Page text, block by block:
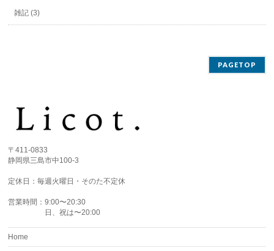
雑記 (3)
PAGETOP
〒411-0833
静岡県三島市中100-3
定休日：毎週火曜日・そのた不定休
営業時間：9:00〜20:30
日、祝は〜20:00
Home